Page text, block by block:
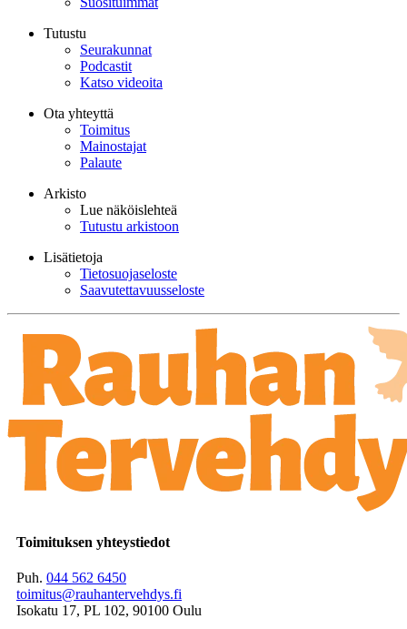
Tutustu
Seurakunnat
Podcastit
Katso videoita
Ota yhteyttä
Toimitus
Mainostajat
Palaute
Arkisto
Lue näköislehteä
Tutustu arkistoon
Lisätietoja
Tietosuojaseloste
Saavutettavuusseloste
Toimituksen yhteystiedot
Puh. 044 562 6450
toimitus@rauhantervehdys.fi
Isokatu 17, PL 102, 90100 Oulu